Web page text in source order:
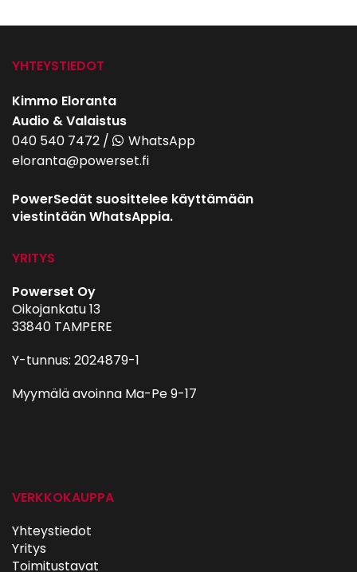
YHTEYSTIEDOT
Kimmo Eloranta
Audio & Valaistus
040 540 7472 /
WhatsApp
eloranta@powerset.fi
PowerSedät suosittelee käyttämään
viestintään WhatsAppia.
YRITYS
Powerset Oy
Oikojankatu 13
33840 TAMPERE
Y-tunnus: 2024879-1
Myymälä avoinna Ma-Pe 9-17
VERKKOKAUPPA
Yhteystiedot
Yritys
Toimitustavat